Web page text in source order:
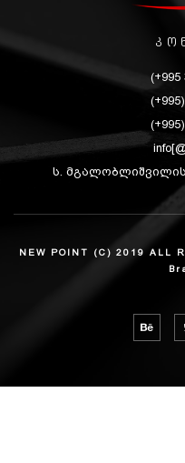
(+995
ს.
NEW POINT (C) 2019 ALL